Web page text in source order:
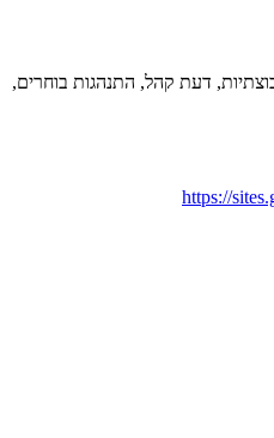
דעת קהל, התנהגות בוחרים,
https://